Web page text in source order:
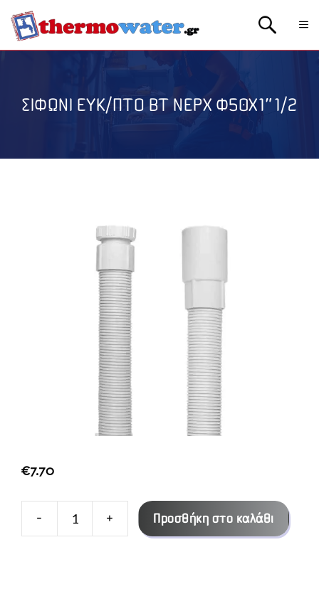
Μετάβαση
σε
περιεχόμενο
ΣΙΦΩΝΙ ΕΥΚ/ΠΤΟ ΒΤ ΝΕΡΧ Φ50Χ1″1/2
€7.70
-
ΣΙΦΩΝΙ
+ Προσθήκη στο καλάθι